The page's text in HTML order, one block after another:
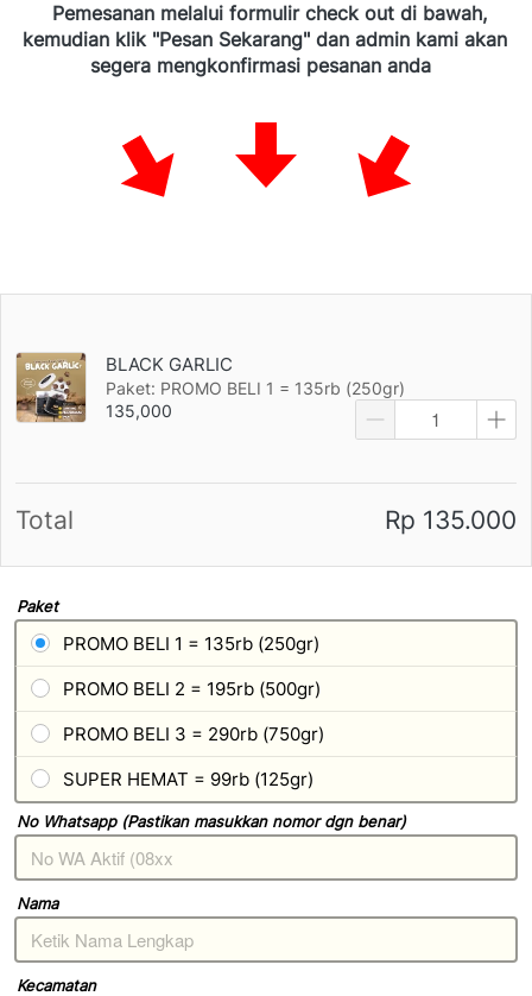
Pemesanan melalui formulir check out di bawah,
kemudian klik "Pesan Sekarang" dan admin kami akan
segera mengkonfirmasi pesanan anda
Paket
PROMO BELI 1 = 135rb (250gr)
PROMO BELI 2 = 195rb (500gr)
PROMO BELI 3 = 290rb (750gr)
SUPER HEMAT = 99rb (125gr)
No Whatsapp (Pastikan masukkan nomor dgn benar)
Nama
Kecamatan
BLACK GARLIC
Paket: PROMO BELI 1 = 135rb (250gr)
135,000
Total Rp 135.000